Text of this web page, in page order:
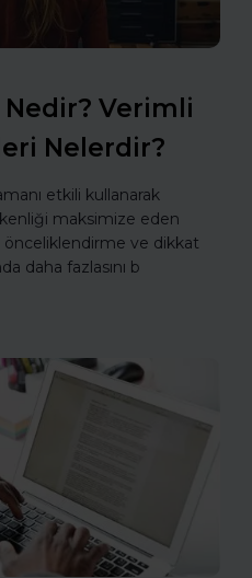
Nedir? Verimli
Nelerdir?
etkili kullanarak
maksimize eden
ve dikkat
daha fazlasını b